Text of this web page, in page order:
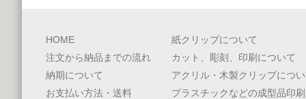
HOME
注文から納品までの流れ
納期について
お支払い方法・送料
紙クリップについて
カット、彫刻、印刷について
アクリル・木製クリップにつ
プラスチックなどの成型品印